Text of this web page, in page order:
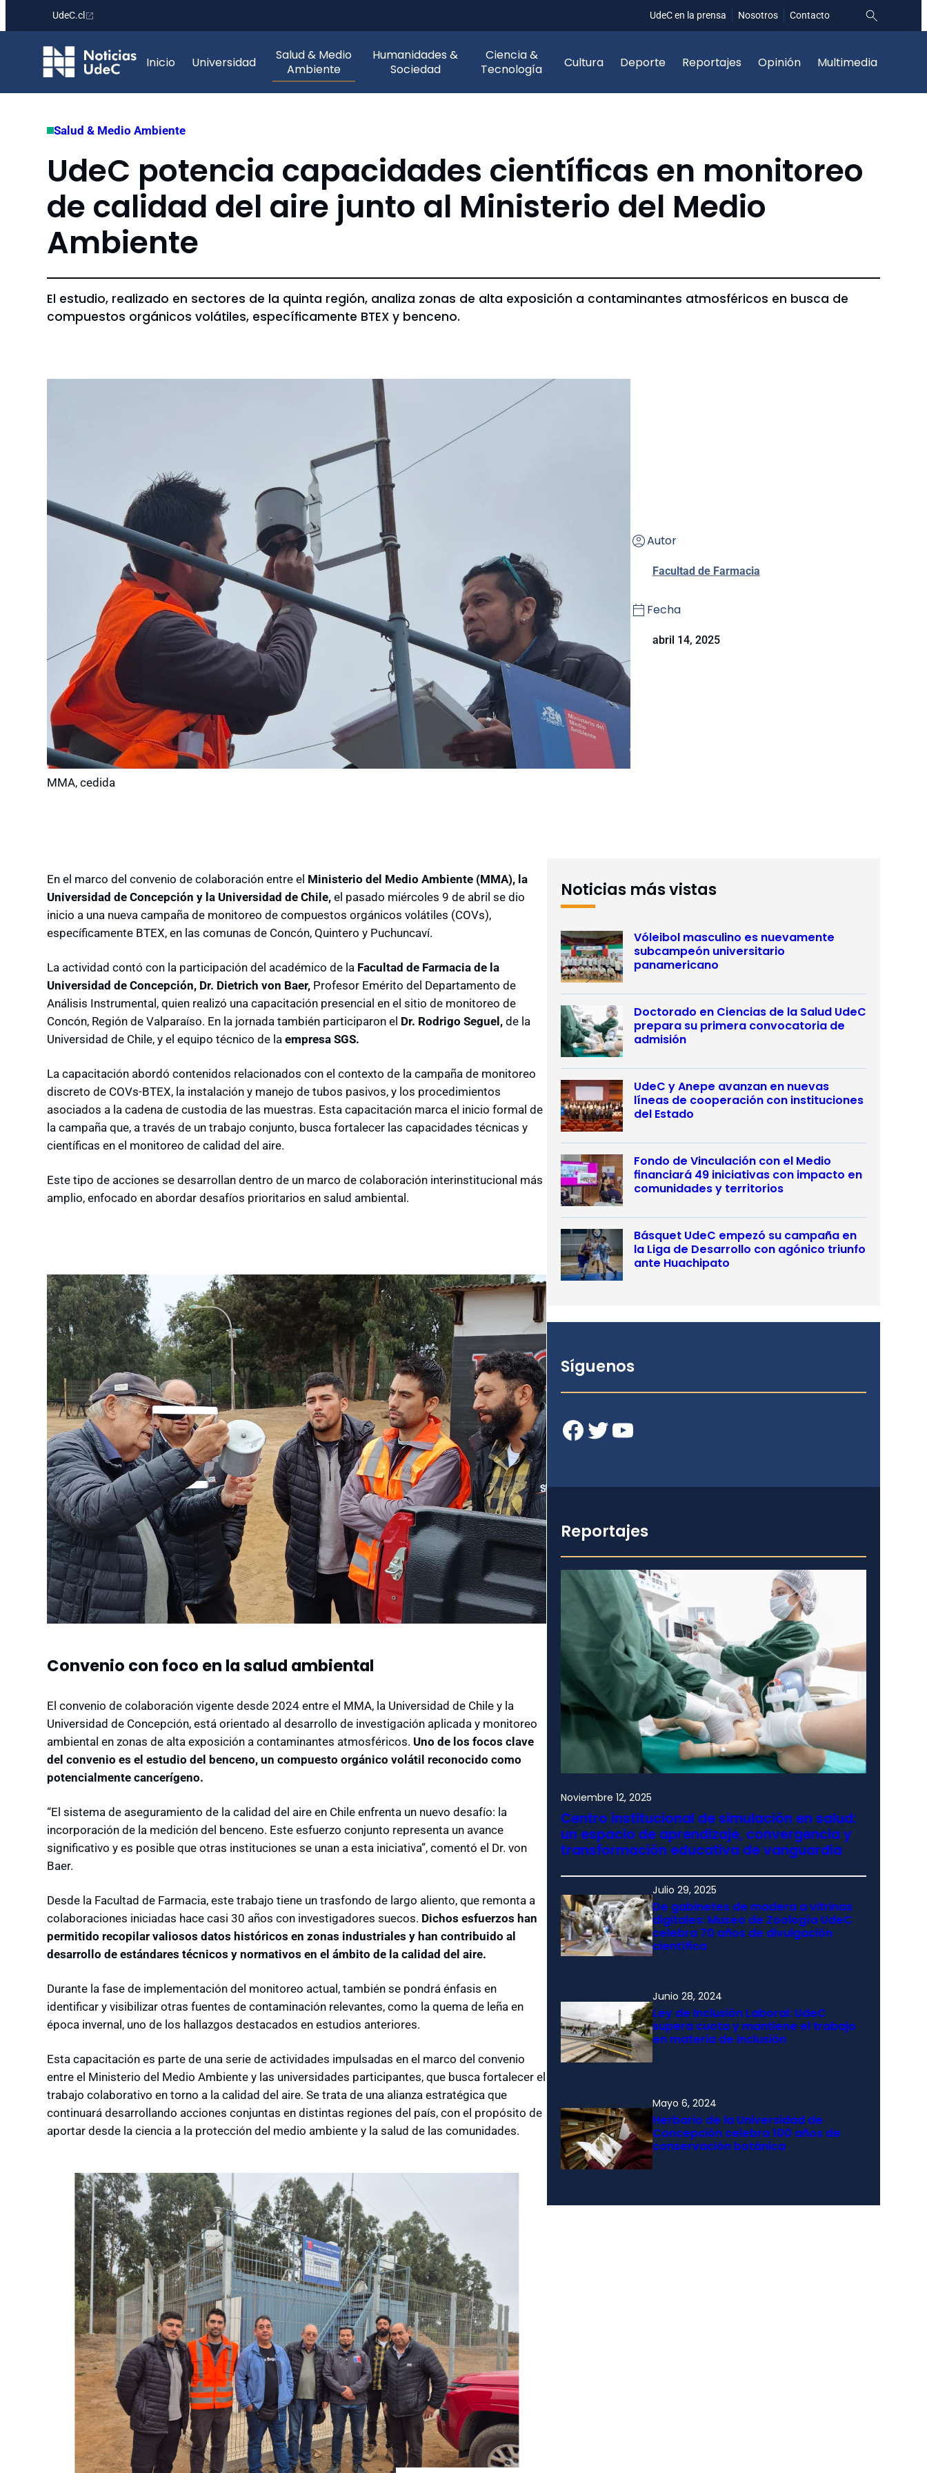
contenido
UdeC.cl UdeC en la prensa Nosotros Contacto
Inicio Universidad
Salud & Medio
Ambiente
Humanidades &
Sociedad
Ciencia &
Tecnología
Cultura Deporte Reportajes Opinión Multimedia
Salud & Medio Ambiente
UdeC potencia capacidades científicas en monitoreo
de calidad del aire junto al Ministerio del Medio
Ambiente
El estudio, realizado en sectores de la quinta región, analiza zonas de alta exposición a contaminantes atmosféricos en busca de
compuestos orgánicos volátiles, específicamente BTEX y benceno.
MMA, cedida
Autor
Facultad de Farmacia
Fecha
abril 14, 2025
En el marco del convenio de colaboración entre el Ministerio del Medio Ambiente (MMA), la
Universidad de Concepción y la Universidad de Chile, el pasado miércoles 9 de abril se dio
inicio a una nueva campaña de monitoreo de compuestos orgánicos volátiles (COVs),
específicamente BTEX, en las comunas de Concón, Quintero y Puchuncaví.
La actividad contó con la participación del académico de la Facultad de Farmacia de la
Universidad de Concepción, Dr. Dietrich von Baer, Profesor Emérito del Departamento de
Análisis Instrumental, quien realizó una capacitación presencial en el sitio de monitoreo de
Concón, Región de Valparaíso. En la jornada también participaron el Dr. Rodrigo Seguel, de la
Universidad de Chile, y el equipo técnico de la empresa SGS.
La capacitación abordó contenidos relacionados con el contexto de la campaña de monitoreo
discreto de COVs-BTEX, la instalación y manejo de tubos pasivos, y los procedimientos
asociados a la cadena de custodia de las muestras. Esta capacitación marca el inicio formal de
la campaña que, a través de un trabajo conjunto, busca fortalecer las capacidades técnicas y
científicas en el monitoreo de calidad del aire.
Este tipo de acciones se desarrollan dentro de un marco de colaboración interinstitucional más
amplio, enfocado en abordar desafíos prioritarios en salud ambiental.
Convenio con foco en la salud ambiental
El convenio de colaboración vigente desde 2024 entre el MMA, la Universidad de Chile y la
Universidad de Concepción, está orientado al desarrollo de investigación aplicada y monitoreo
ambiental en zonas de alta exposición a contaminantes atmosféricos. Uno de los focos clave
del convenio es el estudio del benceno, un compuesto orgánico volátil reconocido como
potencialmente cancerígeno.
“El sistema de aseguramiento de la calidad del aire en Chile enfrenta un nuevo desafío: la
incorporación de la medición del benceno. Este esfuerzo conjunto representa un avance
significativo y es posible que otras instituciones se unan a esta iniciativa”, comentó el Dr. von
Baer.
Desde la Facultad de Farmacia, este trabajo tiene un trasfondo de largo aliento, que remonta a
colaboraciones iniciadas hace casi 30 años con investigadores suecos. Dichos esfuerzos han
permitido recopilar valiosos datos históricos en zonas industriales y han contribuido al
desarrollo de estándares técnicos y normativos en el ámbito de la calidad del aire.
Durante la fase de implementación del monitoreo actual, también se pondrá énfasis en
identificar y visibilizar otras fuentes de contaminación relevantes, como la quema de leña en
época invernal, uno de los hallazgos destacados en estudios anteriores.
Esta capacitación es parte de una serie de actividades impulsadas en el marco del convenio
entre el Ministerio del Medio Ambiente y las universidades participantes, que busca fortalecer el
trabajo colaborativo en torno a la calidad del aire. Se trata de una alianza estratégica que
continuará desarrollando acciones conjuntas en distintas regiones del país, con el propósito de
aportar desde la ciencia a la protección del medio ambiente y la salud de las comunidades.
Noticias más vistas
Vóleibol masculino es nuevamente
subcampeón universitario
panamericano
Doctorado en Ciencias de la Salud UdeC
prepara su primera convocatoria de
admisión
UdeC y Anepe avanzan en nuevas
líneas de cooperación con instituciones
del Estado
Fondo de Vinculación con el Medio
financiará 49 iniciativas con impacto en
comunidades y territorios
Básquet UdeC empezó su campaña en
la Liga de Desarrollo con agónico triunfo
ante Huachipato
Síguenos
Facebook Twitter YouTube
Reportajes
Noviembre 12, 2025
Centro institucional de simulación en salud:
un espacio de aprendizaje, convergencia y
transformación educativa de vanguardia
Julio 29, 2025
De gabinetes de madera a vitrinas
digitales: Museo de Zoología UdeC
celebra 70 años de divulgación
científica
Junio 28, 2024
Ley de Inclusión Laboral: UdeC
supera cuota y mantiene el trabajo
en materia de inclusión
Mayo 6, 2024
Herbario de la Universidad de
Concepción celebra 100 años de
conservación botánica